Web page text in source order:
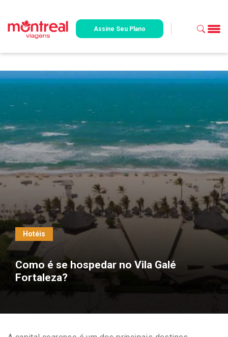
Assine Seu Plano
Hotéis
Como é se hospedar no Vila Galé
Fortaleza?